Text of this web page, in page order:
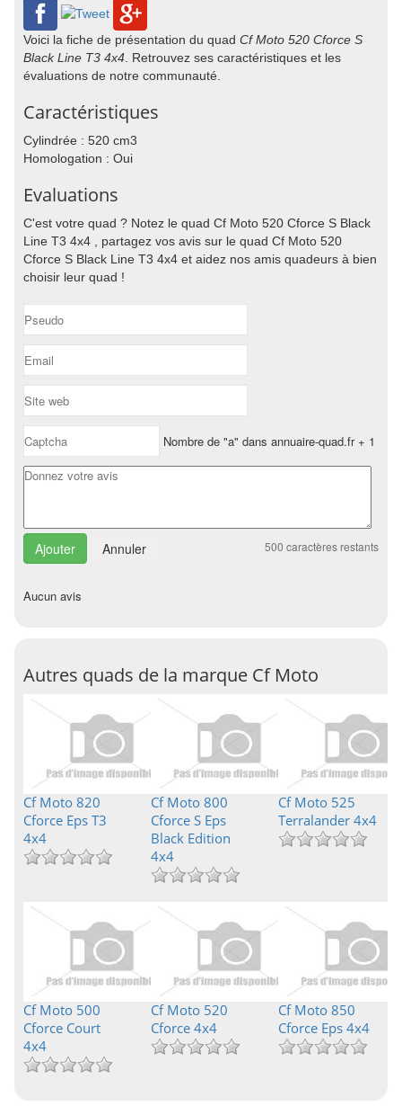
Voici la fiche de présentation du quad Cf Moto 520 Cforce S
Black Line T3 4x4 . Retrouvez ses caractéristiques et les
évaluations de notre communauté.
Caractéristiques
Cylindrée : 520 cm3
Homologation : Oui
Evaluations
C'est votre quad ? Notez le quad Cf Moto 520 Cforce S Black
Line T3 4x4 , partagez vos avis sur le quad Cf Moto 520
Cforce S Black Line T3 4x4 et aidez nos amis quadeurs à bien
choisir leur quad !
Nombre de "a" dans annuaire-quad.fr + 1
Annuler 500 caractères restants
Aucun avis
Autres quads de la marque Cf Moto
Cf Moto 820
Cforce Eps T3
4x4
Cf Moto 800
Cforce S Eps
Black Edition
4x4
Cf Moto 525
Terralander 4x4
Cf Moto 500
Cforce Court
4x4
Cf Moto 520
Cforce 4x4
Cf Moto 850
Cforce Eps 4x4